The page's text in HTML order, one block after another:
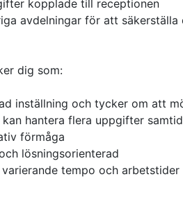
kopplade till receptionen
avdelningar för att
dig som:
inställning och tycker om att
hantera flera uppgifter
förmåga
lösningsorienterad
tempo och arbetstider